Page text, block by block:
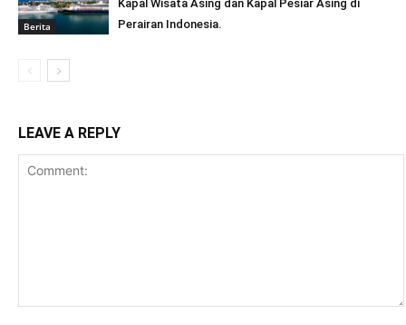
Berita
Kapal Wisata Asing dan Kapal Pesiar Asing di
Perairan Indonesia.
LEAVE A REPLY